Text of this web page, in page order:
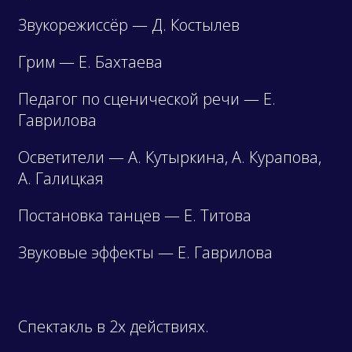
Звукорежиссёр — Д. Костылев
Грим — Е. Бахтаева
Педагог по сценической речи — Е.
Гаврилова
Осветители — А. Кутыркина, А. Курапова,
А. Галицкая
Постановка танцев — Е. Титова
Звуковые эффекты — Е. Гаврилова
Спектакль в 2х действиях.